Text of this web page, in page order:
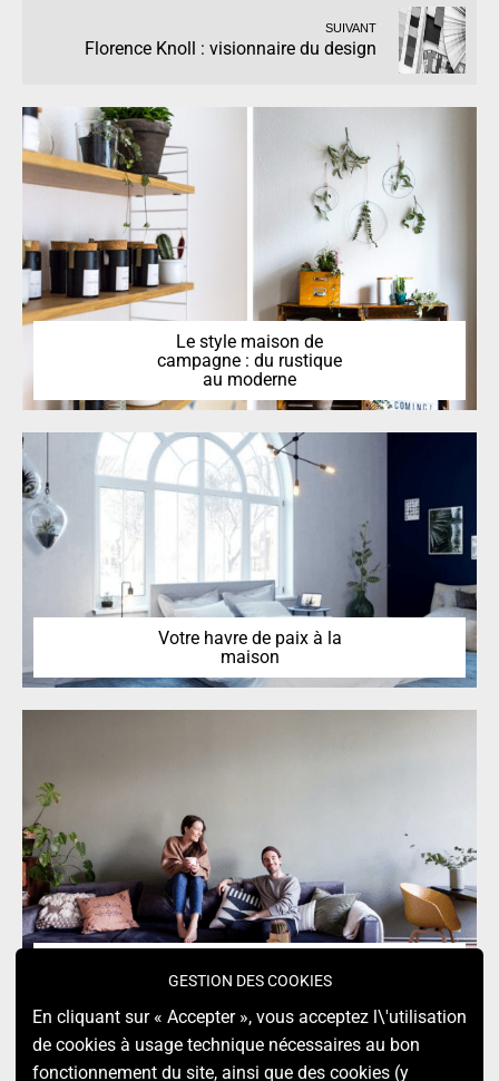
SUIVANT
Florence Knoll : visionnaire du design
Le style maison de
campagne : du rustique
au moderne
Votre havre de paix à la
maison
d’Ariane Stippa
GESTION DES COOKIES
En cliquant sur « Accepter », vous acceptez l\'utilisation
de cookies à usage technique nécessaires au bon
fonctionnement du site, ainsi que des cookies (y